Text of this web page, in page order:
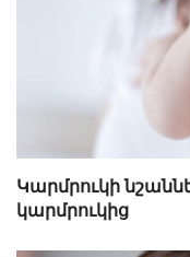
Կարմրուկի
կարմրուկից